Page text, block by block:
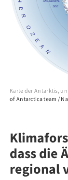
Karte der Antarktis,
of Antarctica team /
dass die
regional